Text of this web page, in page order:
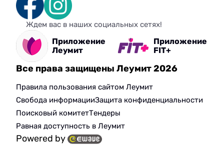
Ждем вас в наших социальных сетях!
Приложение
Леумит
Приложение
FIT+
Все права защищены Леумит 2026
Правила пользования сайтом Леумит
Свобода информацииЗащита конфиденциальности
Поисковый комитетТендеры
Равная доступность в Леумит
Powered by